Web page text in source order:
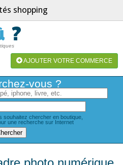
shopping
?
AJOUTER VOTRE COMMERCE
vous ?
souhaitez chercher en boutique,
une recherche sur Internet